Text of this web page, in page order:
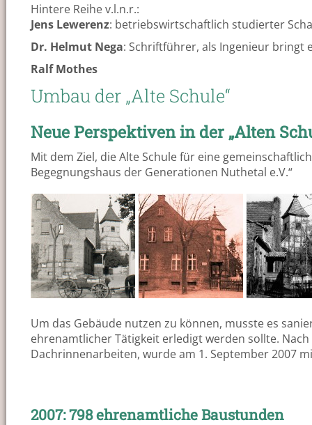
Hintere Reihe v.l.n.r.:
Jens Lewerenz: betriebswirtschaftlich studierter
Dr. Helmut Nega: Schriftführer, als Ingenieur bringt
Ralf Mothes
Umbau der „Alte Schule“
Neue Perspektiven in der „Alten
Mit dem Ziel, die Alte Schule für eine
Begegnungshaus der Generationen Nuthetal e.V.“
Um das Gebäude nutzen zu können, musste es
ehrenamtlicher Tätigkeit erledigt werden sollte.
Dachrinnenarbeiten, wurde am 1. September 2007
2007: 798 ehrenamtliche Baustunden